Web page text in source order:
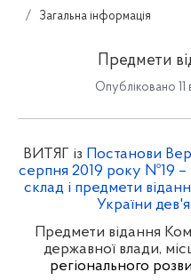
Загальна інформація
Предмети
Опубліковано 11
ВИТЯГ із Постанови
серпня 2019 року №19 –
склад і предмети
України
Предмети відання
державної влади,
регіонального